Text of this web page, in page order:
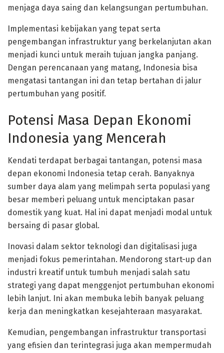
menjaga daya saing dan kelangsungan pertumbuhan.
Implementasi kebijakan yang tepat serta
pengembangan infrastruktur yang berkelanjutan akan
menjadi kunci untuk meraih tujuan jangka panjang.
Dengan perencanaan yang matang, Indonesia bisa
mengatasi tantangan ini dan tetap bertahan di jalur
pertumbuhan yang positif.
Potensi Masa Depan Ekonomi
Indonesia yang Mencerah
Kendati terdapat berbagai tantangan, potensi masa
depan ekonomi Indonesia tetap cerah. Banyaknya
sumber daya alam yang melimpah serta populasi yang
besar memberi peluang untuk menciptakan pasar
domestik yang kuat. Hal ini dapat menjadi modal untuk
bersaing di pasar global.
Inovasi dalam sektor teknologi dan digitalisasi juga
menjadi fokus pemerintahan. Mendorong start-up dan
industri kreatif untuk tumbuh menjadi salah satu
strategi yang dapat menggenjot pertumbuhan ekonomi
lebih lanjut. Ini akan membuka lebih banyak peluang
kerja dan meningkatkan kesejahteraan masyarakat.
Kemudian, pengembangan infrastruktur transportasi
yang efisien dan terintegrasi juga akan mempermudah